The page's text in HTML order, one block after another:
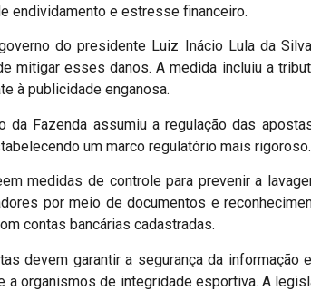
endividamento e estresse financeiro.
do presidente Luiz Inácio Lula da
mitigar esses danos. A medida incluiu a
à publicidade enganosa.
da Fazenda assumiu a regulação das
um marco regulatório mais rigoroso.
medidas de controle para prevenir a
por meio de documentos e
contas bancárias cadastradas.
devem garantir a segurança da informação
a organismos de integridade esportiva. A